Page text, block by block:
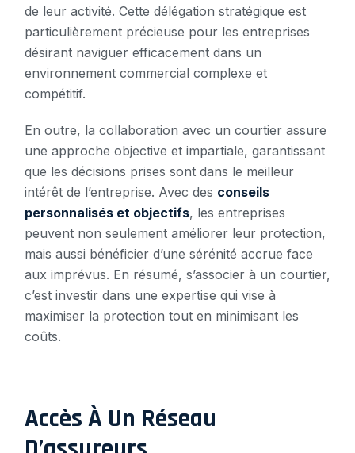
de leur activité. Cette délégation stratégique est
particulièrement précieuse pour les entreprises
désirant naviguer efficacement dans un
environnement commercial complexe et
compétitif.
En outre, la collaboration avec un courtier assure
une approche objective et impartiale, garantissant
que les décisions prises sont dans le meilleur
intérêt de l’entreprise. Avec des conseils
personnalisés et objectifs, les entreprises
peuvent non seulement améliorer leur protection,
mais aussi bénéficier d’une sérénité accrue face
aux imprévus. En résumé, s’associer à un courtier,
c’est investir dans une expertise qui vise à
maximiser la protection tout en minimisant les
coûts.
Accès À Un Réseau